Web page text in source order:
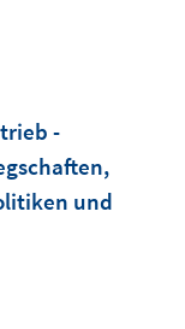
-
und